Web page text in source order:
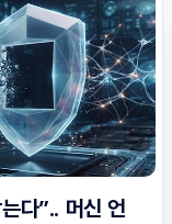
다”.. 머신 언